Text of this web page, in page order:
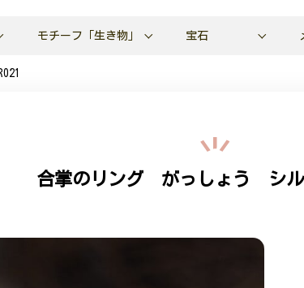
モチーフ「生き物」 宝石
合掌のリング がっしょう シ